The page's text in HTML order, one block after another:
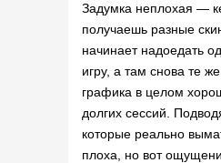
Задумка неплохая —
получаешь разные
начинает надоедать
игру, а там снова те
графика в целом
долгих сессий.
которые реально
плоха, но вот